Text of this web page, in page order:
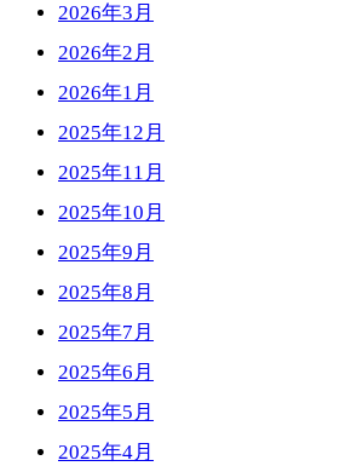
2026年3月
2026年2月
2026年1月
2025年12月
2025年11月
2025年10月
2025年9月
2025年8月
2025年7月
2025年6月
2025年5月
2025年4月